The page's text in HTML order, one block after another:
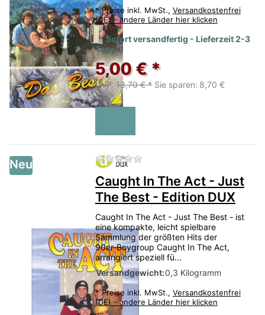
möchten.
Noten Klavierbänke
Piano-Zubehör
Orgel-Zubehör
Praktisch
Zubehör für Zuhause, Unterricht und Bühne.
Ausgewählte Angebote sichern.
Nur solange der Vorrat reicht.
Unsere Noten- und Zubehör-
Schnäppchen sind nur begrenzt
verfügbar — stöbern lohnt sich!
* Preise inkl. MwSt., Versandkostenfrei
(DE) - andere Länder hier klicken
Sofort versandfertig - Lieferzeit 2-3
Tage
5,00 € *
UVP: 13,70 € * Sie sparen: 8,70 €
Neu Zu diesem Produkt liegen
Caught In The Act - Just
The Best - Edition DUX
Caught In The Act - Just The Best - ist
eine kompakte, leicht spielbare
Sammlung der größten Hits der
90er‑Boygroup Caught In The Act,
arrangiert speziell fü...
Versandgewicht:0,3 Kilogramm
* Preise inkl. MwSt., Versandkostenfrei
(DE) - andere Länder hier klicken